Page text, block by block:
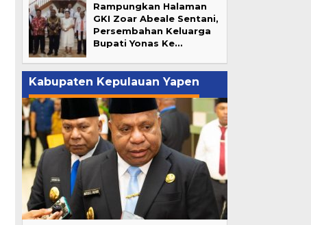
Rampungkan Halaman
GKI Zoar Abeale Sentani,
Persembahan Keluarga
Bupati Yonas Ke…
Kabupaten Kepulauan Yapen